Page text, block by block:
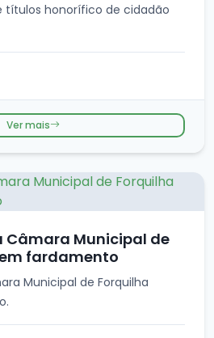
títulos honorífico de cidadão
Ver mais
Câmara Municipal de
fardamento
Municipal de Forquilha